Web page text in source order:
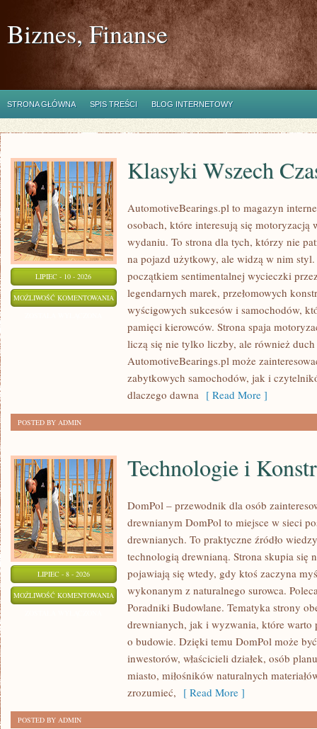
Biznes, Finanse
STRONA GŁÓWNA SPIS TREŚCI BLOG INTERNETOWY
LIPIEC - 10 - 2026
MOŻLIWOŚĆ KOMENTOWANIA KLASYKI
WSZECH
CZASÓW
Klasyki Wszech
AutomotiveBearings.pl to magazyn
osobach, które interesują się
wydaniu. To strona dla tych, którzy nie
na pojazd użytkowy, ale widzą w nim
początkiem sentimentalnej wycieczki
legendarnych marek, przełomowych
wyścigowych sukcesów i samochodów,
pamięci kierowców. Strona spaja
liczą się nie tylko liczby, ale również duch
AutomotiveBearings.pl może
zabytkowych samochodów, jak i
dlaczego dawna [ Read More ]
POSTED BY ADMIN
LIPIEC - 8 - 2026
MOŻLIWOŚĆ KOMENTOWANIA TECHNOLOGIE
KONSTRUKCJE
Technologie i
DomPol – przewodnik dla osób
drewnianym DomPol to miejsce w sieci
drewnianych. To praktyczne źródło
technologią drewnianą. Strona skupia się
pojawiają się wtedy, gdy ktoś zaczyna
wykonanym z naturalnego surowca.
Poradniki Budowlane. Tematyka strony
drewnianych, jak i wyzwania, które warto
o budowie. Dzięki temu DomPol może
inwestorów, właścicieli działek, osób
miasto, miłośników naturalnych
zrozumieć, [ Read More ]
POSTED BY ADMIN